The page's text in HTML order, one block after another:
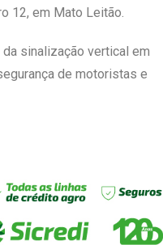
12, em Mato Leitão.
sinalização vertical em
de motoristas e